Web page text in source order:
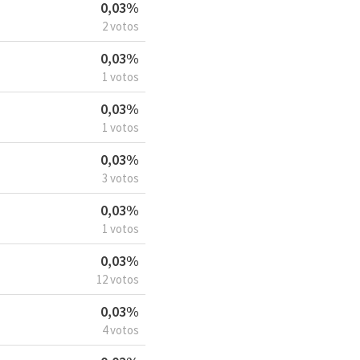
0,03%
2 votos
0,03%
1 votos
0,03%
1 votos
0,03%
3 votos
0,03%
1 votos
0,03%
12 votos
0,03%
4 votos